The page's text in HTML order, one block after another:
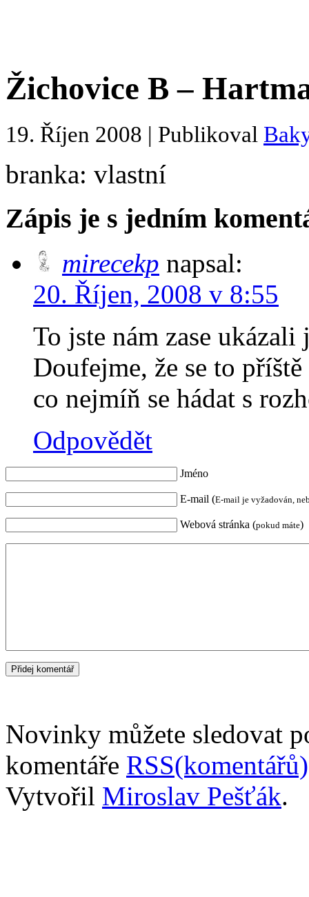
Žichovice B –
19. Říjen 2008 | Publikoval
branka: vlastní
Zápis je s jedním
mirecekp napsal:
20. Říjen, 2008 v 8:55
To jste nám zase
Doufejme, že se to
co nejmíň se hádat s
Odpovědět
Jméno
E-mail (E-mail je vyžadován,
Webová stránka (pokud máte)
Novinky můžete sledovat
komentáře RSS(komentářů)
Vytvořil Miroslav Pešťák.